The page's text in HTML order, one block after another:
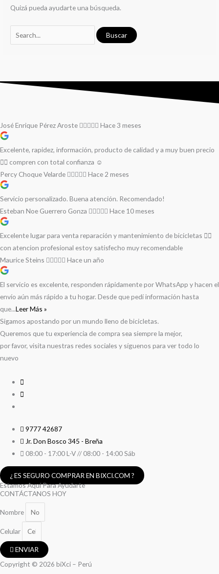
Quizá pueda ayudarte una búsqueda.
José Enrique Pérez Aroste Hace 3 meses
Excelente, rapidez, información, producto de calidad y a muy buen precio
👌🏻 compren con total confianza ☺️
Percy Choque Velarde
Hace 2 meses
Servicio personalizado. Buena atención. Recomendado!
Esteban Noe Guerrero Gonza
Hace 10 meses
Excelente lugar para venta reparación y mantenimiento de bicicletas 🚵‍♀️
con atencion profesional estoy satisfecho muy recomendable
Maurice Steins
Hace un año
El servicio es excelente, responden rápidamente por WhatsApp y hacen el
envío aún más rápido a tu hogar. Desde que pedí información hasta
que...Leer Más »
Sigamos apostando por un mundo lleno de bicicletas.
Queremos que tu experiencia de compra sea siempre la mejor,
por favor, visita nuestras redes sociales y síguenos para ver todo lo
nuevo
9777 42687
Jr. Don Bosco 345 - Breña
08:00 - 17:00 L-V // 08:00 - 14:00 Sáb
¿ ES SEGURO COMPRAR EN BIXCI.COM ?
Estamos Aquí Para Ayudarte
CONTÁCTANOS HOY
Nombre
Celular
ENVIAR
Copyright © 2026 biXci – Perú